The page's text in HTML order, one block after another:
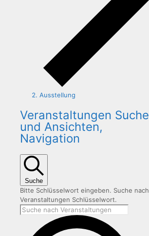
Ausstellung
Veranstaltungen
für
30.
Dezember
2025
Veranstaltungen Suche
und Ansichten,
Navigation
Suche
Bitte Schlüsselwort eingeben. Suche nach
Veranstaltungen Schlüsselwort.